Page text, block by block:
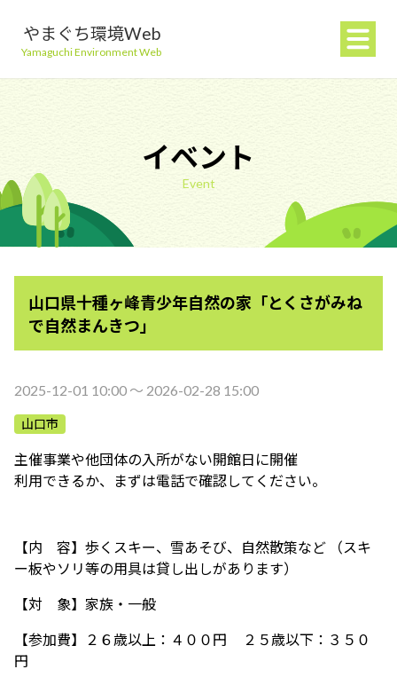
やまぐち環境Web
Yamaguchi Environment Web
地球温暖化を防ぐ
ごみを減らす
自然環境を守る
生活環境を守る（大気・水）
イベント
Event
山口県十種ヶ峰青少年自然の家「とくさがみね
で自然まんきつ」
2025-12-01 10:00 〜 2026-02-28 15:00
山口市
​主催事業や他団体の入所がない開館日に開催
​利用できるか、まずは電話で確認してください。
【内 容】歩くスキー、雪あそび、自然散策など （スキ
ー板やソリ等の用具は貸し出しがあります）
【対 象】家族・一般
【参加費】２６歳以上：４００円 ２５歳以下：３５０
円